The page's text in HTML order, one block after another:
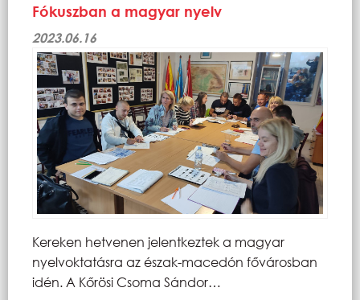
Fókuszban a magyar nyelv
2023.06.16
Kereken hetvenen jelentkeztek a magyar
nyelvoktatásra az észak-macedón fővárosban
idén. A Kőrösi Csoma Sándor…